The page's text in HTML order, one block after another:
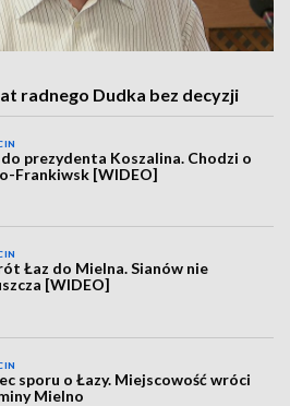
radnego Dudka bez decyzji
prezydenta Koszalina. Chodzi o
Frankiwsk [WIDEO]
Łaz do Mielna. Sianów nie
[WIDEO]
sporu o Łazy. Miejscowość wróci
Mielno